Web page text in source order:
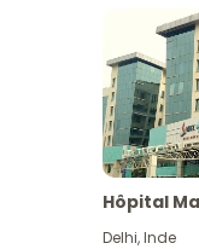
Hôpital
Delhi,Inde